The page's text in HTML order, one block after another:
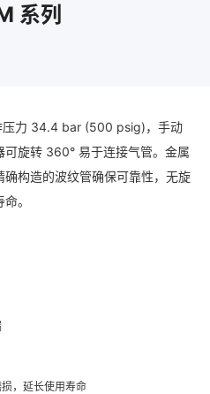
系列
压力 34.4 bar (500 psig)，手动
旋转 360° 易于连接气管。金属
构造的波纹管确保可靠性，无旋
。
，延长使用寿命